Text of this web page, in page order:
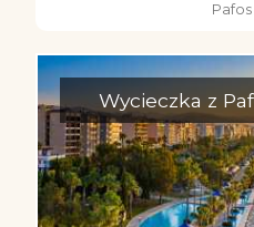
Wycieczka z